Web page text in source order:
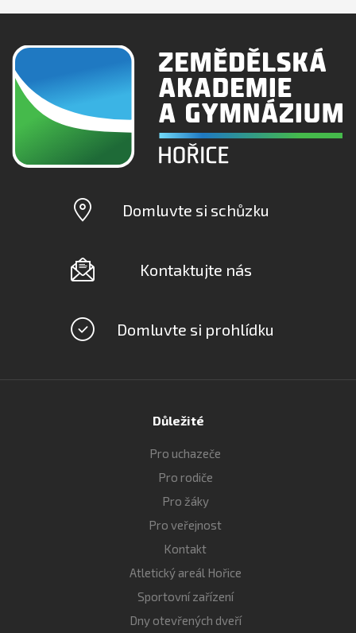
Domluvte si schůzku
Kontaktujte nás
Domluvte si prohlídku
Důležité
Pro uchazeče
Pro rodiče
Pro žáky
Pro veřejnost
Kontakt
Atletický areál Hořice
Sportovní zařízení
Dny otevřených dveří